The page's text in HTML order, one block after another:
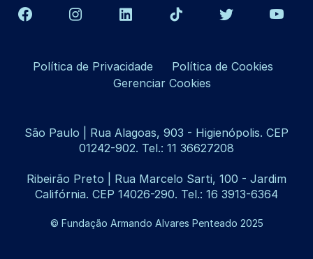
Política de Privacidade
Política de Cookies
Gerenciar Cookies
São Paulo | Rua Alagoas, 903 - Higienópolis. CEP
01242-902. Tel.: 11 36627208
Ribeirão Preto | Rua Marcelo Sarti, 100 - Jardim
Califórnia. CEP 14026-290. Tel.: 16 3913-6364
© Fundação Armando Alvares Penteado 2025